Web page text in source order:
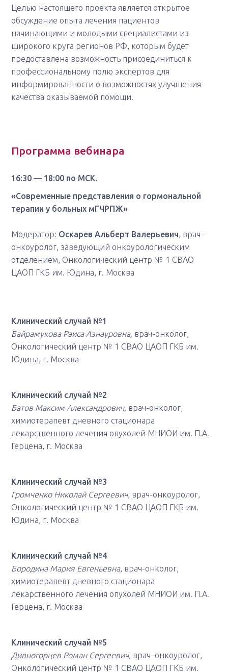
Целью настоящего проекта является открытое
обсуждение опыта лечения пациентов
начинающими и молодыми специалистами из
широкого круга регионов РФ, которым будет
предоставлена возможность присоединиться к
профессиональному полю экспертов для
информированности о возможностях улучшения
качества оказываемой помощи.
Программа вебинара
16:30 — 18:00 по МСК.
«Современные представления о гормональной
терапии у больных мГЧРПЖ»
Модератор: Оскарев Альберт Валерьевич, врач–
онкоуролог, заведующий онкоурологическим
отделением, Онкологический центр № 1 СВАО
ЦАОП ГКБ им. Юдина, г. Москва
Клинический случай №1
Байрамукова Раиса Азнауровна, врач-онколог,
Онкологический центр № 1 СВАО ЦАОП ГКБ им.
Юдина, г. Москва
Клинический случай №2
Батов Максим Александрович, врач-онколог,
химиотерапевт дневного стационара
лекарственного лечения опухолей МНИОИ им. П.А.
Герцена, г. Москва
Клинический случай №3
Громченко Николай Сергеевич, врач-онкоуролог,
Онкологический центр № 1 СВАО ЦАОП ГКБ им.
Юдина, г. Москва
Клинический случай №4
Бородина Мария Евгеньевна, врач-онколог,
химиотерапевт дневного стационара
лекарственного лечения опухолей МНИОИ им. П.А.
Герцена, г. Москва
Клинический случай №5
Дивногорцев Роман Сергеевич, врач–онкоуролог,
Онкологический центр № 1 СВАО ЦАОП ГКБ им.